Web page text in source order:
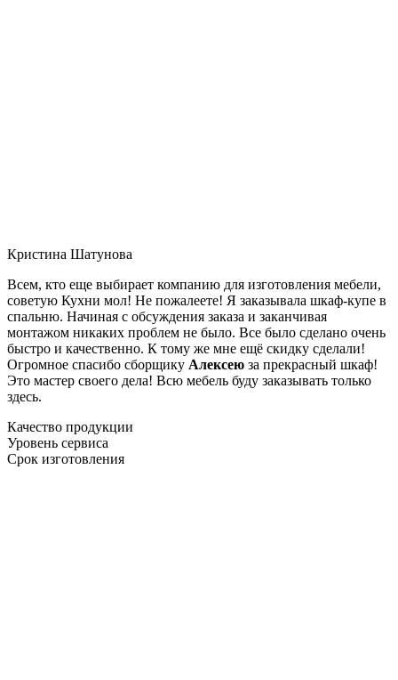
Кристина Шатунова
Всем, кто еще выбирает компанию для изготовления мебели,
советую Кухни мол! Не пожалеете! Я заказывала шкаф-купе в
спальню. Начиная с обсуждения заказа и заканчивая
монтажом никаких проблем не было. Все было сделано очень
быстро и качественно. К тому же мне ещё скидку сделали!
Огромное спасибо сборщику Алексею за прекрасный шкаф!
Это мастер своего дела! Всю мебель буду заказывать только
здесь.
Качество продукции
Уровень сервиса
Срок изготовления